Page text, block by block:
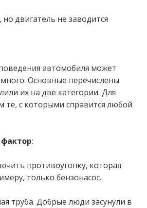
двигатель не заводится
автомобиля может
Основные перечислены
их на две категории. Для
те, с которыми справится любой
:
противоугонку, которая
только бензонасос.
труба. Добрые люди засунули в